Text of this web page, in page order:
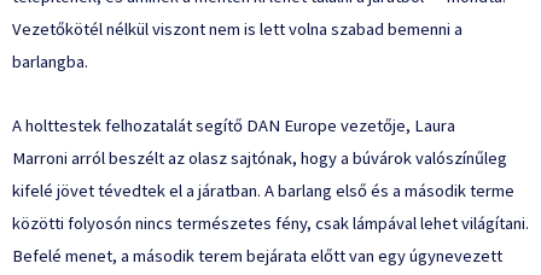
Vezetőkötél nélkül viszont nem is lett volna szabad bemenni a
barlangba.
A holttestek felhozatalát segítő DAN Europe vezetője, Laura
Marroni arról beszéltaz olasz sajtónak, hogy a búvárok valószínűleg
kifelé jövet tévedtek el a járatban. A barlang első és a második terme
közötti folyosón nincs természetes fény, csak lámpával lehet világítani.
Befelé menet, a második terem bejárata előtt van egy úgynevezett